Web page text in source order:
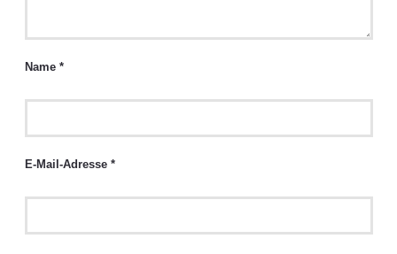
Name *
E-Mail-Adresse *